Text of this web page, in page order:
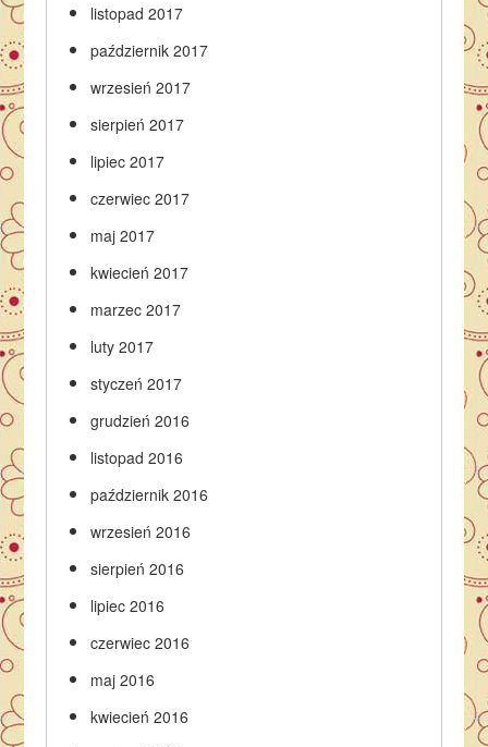
listopad 2017
październik 2017
wrzesień 2017
sierpień 2017
lipiec 2017
czerwiec 2017
maj 2017
kwiecień 2017
marzec 2017
luty 2017
styczeń 2017
grudzień 2016
listopad 2016
październik 2016
wrzesień 2016
sierpień 2016
lipiec 2016
czerwiec 2016
maj 2016
kwiecień 2016